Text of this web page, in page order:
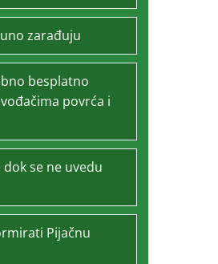
zarađuju
besplatno
povrća i
se ne uvedu
Pijačnu